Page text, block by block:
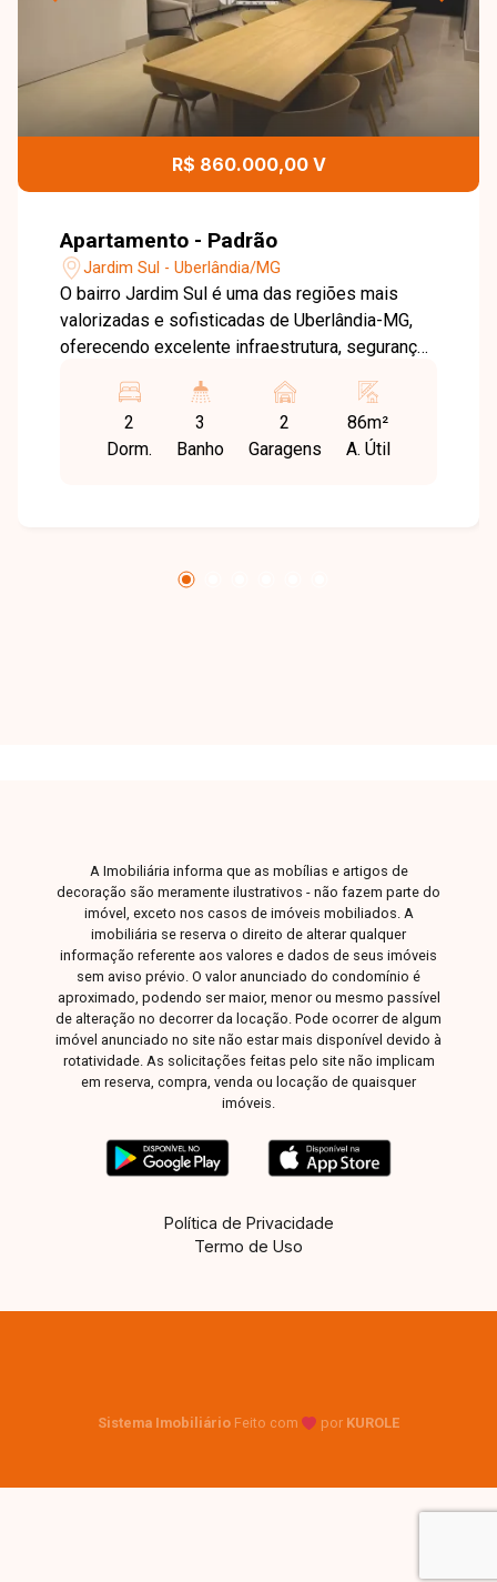
R$ 860.000,00 V
Apartamento - Padrão
Jardim Sul - Uberlândia/MG
O bairro Jardim Sul é uma das regiões mais
valorizadas e sofisticadas de Uberlândia-MG,
oferecendo excelente infraestrutura, segurança
Parque Una Uberlândia, o bairro proporciona fácil
acesso a comércios, serviços, restaurantes,
escolas e opções de lazer, sendo ideal para
sendo 1 com closet, lavabo, cozinha funcional,
apartamento no Bairro Jardim Sul. Entre em
contato com nossa equipe e descubra o imóvel
ideal para viver com sofisticação, conforto e
qualidade de vida em Uberlândia-MG.
2
Dorm.
3
Banho
2
Garagens
86m²
A. Útil
A Imobiliária informa que as mobílias e artigos de
decoração são meramente ilustrativos - não fazem parte do
imóvel, exceto nos casos de imóveis mobiliados. A
imobiliária se reserva o direito de alterar qualquer
informação referente aos valores e dados de seus imóveis
sem aviso prévio. O valor anunciado do condomínio é
aproximado, podendo ser maior, menor ou mesmo passível
de alteração no decorrer da locação. Pode ocorrer de algum
imóvel anunciado no site não estar mais disponível devido à
rotatividade. As solicitações feitas pelo site não implicam
em reserva, compra, venda ou locação de quaisquer
imóveis.
Política de Privacidade
Termo de Uso
Sistema Imobiliário Feito com por KUROLE